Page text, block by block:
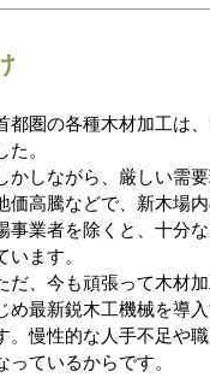
都圏の各種木材加工は
た。
かしながら、厳しい需
価高騰などで、新木場
事業者を除くと、十分
います。
だ、今も頑張って木材
め最新鋭木工機械を導
。慢性的な人手不足や
っているからです。